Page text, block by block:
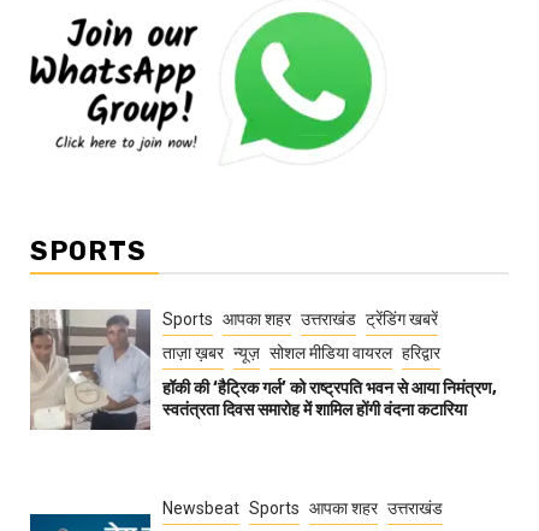
SPORTS
Sports आपका शहर उत्तराखंड ट्रेंडिंग खबरें
ताज़ा ख़बर न्यूज़ सोशल मीडिया वायरल हरिद्वार
हॉकी की ‘हैट्रिक गर्ल’ को राष्ट्रपति भवन से आया निमंत्रण,
स्वतंत्रता दिवस समारोह में शामिल होंगी वंदना कटारिया
Newsbeat Sports आपका शहर उत्तराखंड